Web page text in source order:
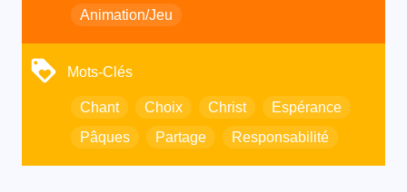
Animation/Jeu
Mots-Clés
Chant Choix Christ
Espérance
Pâques
Partage Responsabilité